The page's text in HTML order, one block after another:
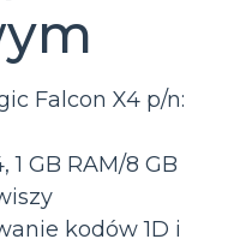
Falcon X4 p/n:
GB RAM/8 GB
kodów 1D i